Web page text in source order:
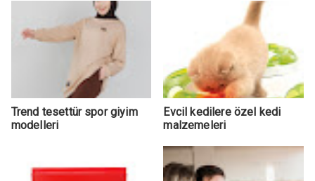
Trend tesettür spor giyim
modelleri
Evcil kedilere özel kedi
malzemeleri